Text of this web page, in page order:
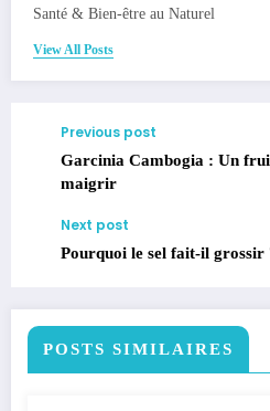
Santé & Bien-être au Naturel
View All Posts
Previous post
Garcinia Cambogia : Un
maigrir
Next post
Pourquoi le sel fait-il grossir
POSTS SIMILAIRES